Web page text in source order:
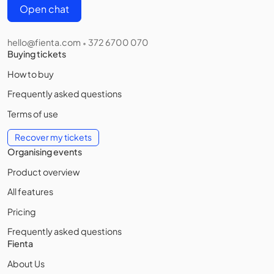
Open chat
hello@fienta.com • 372 6700 070
Buying tickets
How to buy
Frequently asked questions
Terms of use
Recover my tickets
Organising events
Product overview
All features
Pricing
Frequently asked questions
Fienta
About Us